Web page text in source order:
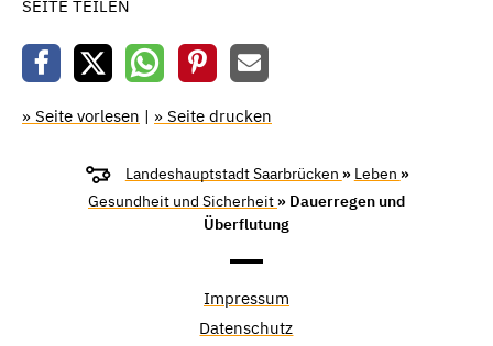
SEITE TEILEN
» Seite vorlesen | » Seite drucken
Landeshauptstadt Saarbrücken » Leben »
Gesundheit und Sicherheit » Dauerregen und
Überflutung
Impressum
Datenschutz